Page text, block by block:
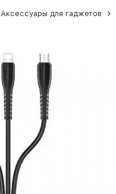
Аксессуары для гаджетов